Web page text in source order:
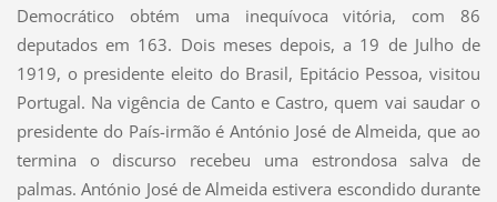
Democrático obtém uma inequívoca vitória, com 86
deputados em 163. Dois meses depois, a 19 de Julho de
1919, o presidente eleito do Brasil, Epitácio Pessoa, visitou
Portugal. Na vigência de Canto e Castro, quem vai saudar o
presidente do País-irmão é António José de Almeida, que ao
termina o discurso recebeu uma estrondosa salva de
palmas. António José de Almeida estivera escondido durante